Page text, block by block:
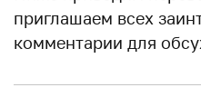
приглашаем всех
комментарии для